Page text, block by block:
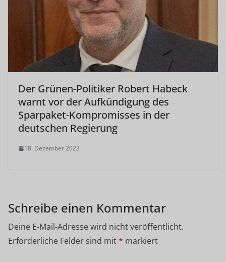
Der Grünen-Politiker Robert Habeck
warnt vor der Aufkündigung des
Sparpaket-Kompromisses in der
deutschen Regierung
18. Dezember 2023
Schreibe einen Kommentar
Deine E-Mail-Adresse wird nicht veröffentlicht.
Erforderliche Felder sind mit* markiert